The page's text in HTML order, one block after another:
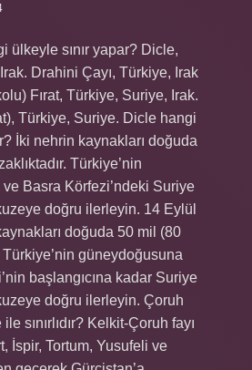
ülkeyle sınır yapar? Dicle,
Drahini Çayı, Türkiye, Irak
Fırat, Türkiye, Suriye, Irak.
Türkiye, Suriye. Dicle hangi
İki nehrin kaynakları doğuda
Türkiye’nin
Basra Körfezi’ndeki Suriye
doğru ilerleyin. 14 Eylül
doğuda 50 mil (80
Türkiye’nin güneydoğusuna
başlangıcına kadar Suriye
doğru ilerleyin. Çoruh
sınırlıdır? Kelkit-Çoruh fayı
İspir, Tortum, Yusufeli ve